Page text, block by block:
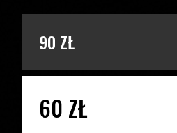
90 ZŁ
60 ZŁ
PODAJ KWOTĘ